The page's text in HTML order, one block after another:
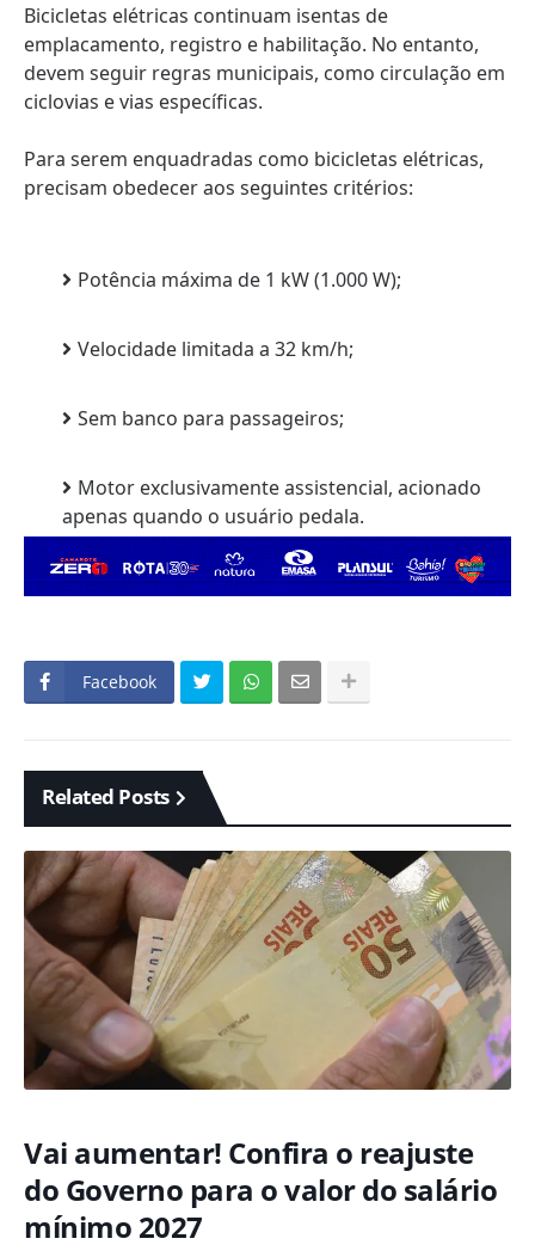
Bicicletas elétricas continuam isentas de
emplacamento, registro e habilitação. No entanto,
devem seguir regras municipais, como circulação em
ciclovias e vias específicas.
Para serem enquadradas como bicicletas elétricas,
precisam obedecer aos seguintes critérios:
Potência máxima de 1 kW (1.000 W);
Velocidade limitada a 32 km/h;
Sem banco para passageiros;
Motor exclusivamente assistencial, acionado
apenas quando o usuário pedala.
Facebook
Related Posts
Vai aumentar! Confira o reajuste
do Governo para o valor do salário
mínimo 2027